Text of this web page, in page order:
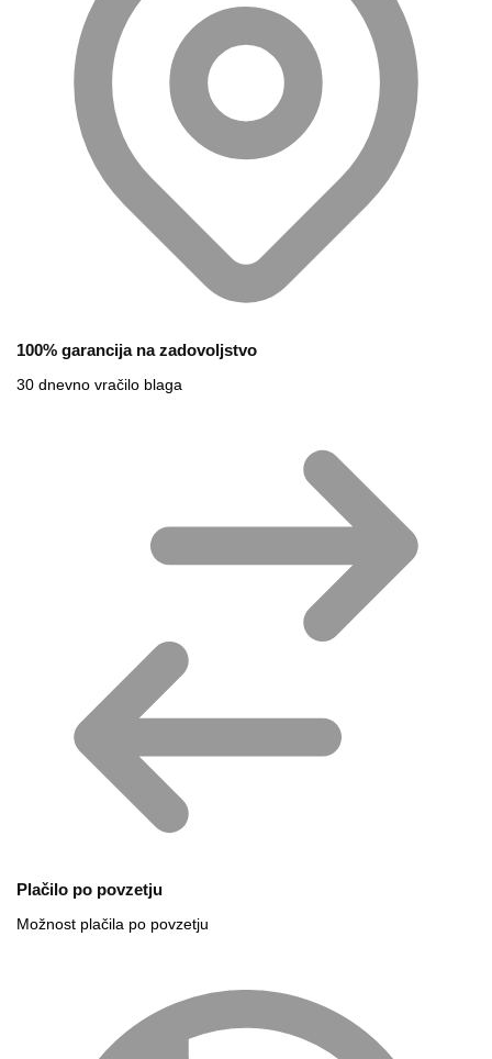
100% garancija na zadovoljstvo
30 dnevno vračilo blaga
Plačilo po povzetju
Možnost plačila po povzetju